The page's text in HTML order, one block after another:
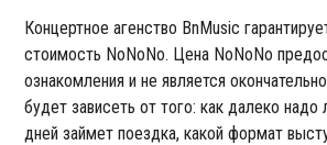
Концертное агенство BnMusic
стоимость NoNoNo. Цена NoNoNo
ознакомления и не является
будет зависеть от того: как далеко надо
дней займет поездка, какой формат